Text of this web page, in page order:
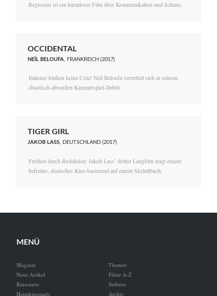
Regisseur ist ein harmloser Film über Kommunikation und Schnee.
OCCIDENTAL
NEÏL BELOUFA , FRANKREICH (2017)
Italiener trinken keine Cola! Neïl Beloufa verzettelt sich in seinem
chaotisch-absurden Kammerspiel-Debüt.
TIGER GIRL
JAKOB LASS , DEUTSCHLAND (2017)
Freiheit durch Reduktion: Jakob Lass’ dritter Langfilm zeigt erneut
befreites, deutsches Kino basierend auf einem Skelettbuch.
MENÜ
Magazin
Neue Artikel
Kinostarts
Heimkinostarts
Themen
Filme A-Z
Stöbern
Archiv